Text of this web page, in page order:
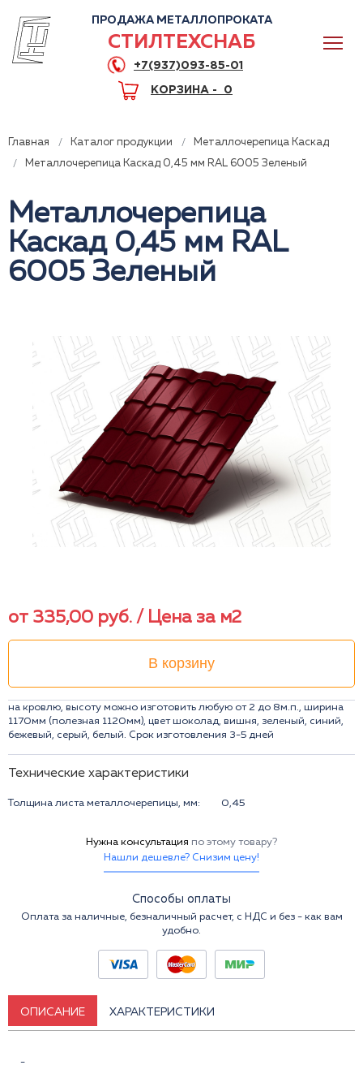
Горячая линия
ПРОДАЖА МЕТАЛЛОПРОКАТА
СТИЛТЕХСНАБ
+7(937)093-85-01
КОРЗИНА - 0
Главная Каталог продукции
Металлочерепица Каскад
Металлочерепица Каскад 0,45 мм RAL 6005 Зеленый
Металлочерепица
Каскад 0,45 мм RAL
6005 Зеленый
от 335,00 руб. / Цена за м2
В корзину
на кровлю, высоту можно изготовить любую от 2 до 8м.п., ширина
1170мм (полезная 1120мм), цвет шоколад, вишня, зеленый, синий,
бежевый, серый, белый. Срок изготовления 3-5 дней
Технические характеристики
Толщина листа металлочерепицы, мм: 0,45
Нужна консультация по этому товару?
Нашли дешевле? Снизим цену!
Способы оплаты
Оплата за наличные, безналичный расчет, с НДС и без - как вам
удобно.
ОПИСАНИЕ ХАРАКТЕРИСТИКИ
-